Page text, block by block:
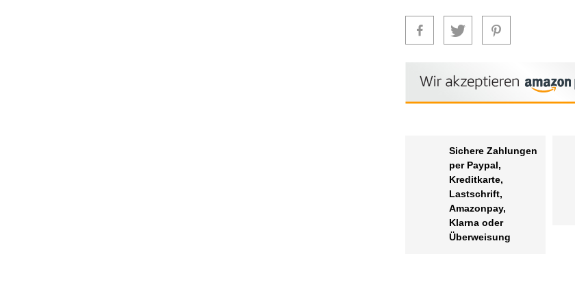
Sichere Zahlungen
per Paypal,
Kreditkarte,
Lastschrift,
Amazonpay,
Klarna oder
Überweisung